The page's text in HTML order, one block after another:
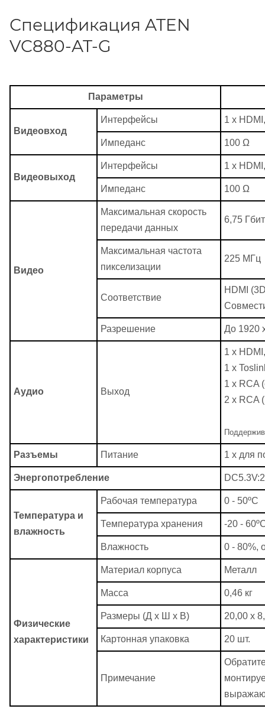
Спецификация ATEN
VC880-AT-G
Параметры
Видеовход
Интерфейсы 1 х
Импеданс 100 Ω
Видеовыход
Интерфейсы 1 х
Импеданс 100 Ω
Видео
Максимальная скорость
передачи данных
6,75
Максимальная частота
пикселизации
225 МГц
Соответствие
HDMI
Разрешение До 1920
Аудио Выход
1 х
1 х
1 х RCA
2 х RCA
Разъемы Питание 1 х для
Энергопотребление
Температура и
влажность
Рабочая температура 0 - 50ºC
Температура хранения -20 -
Влажность 0 - 80%,
Физические
характеристики
Материал корпуса Металл
Масса 0,46 кг
Размеры (Д х Ш х В) 20,00 x
Картонная упаковка 20 шт.
Примечание